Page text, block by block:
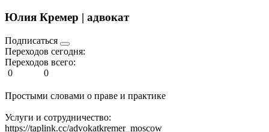
Юлия Кремер | адвокат
Подписаться
Переходов сегодня:
Переходов всего:
0
0
Простыми словами о праве и практике
Услуги и сотрудничество:
https://taplink.cc/advokatkremer_moscow